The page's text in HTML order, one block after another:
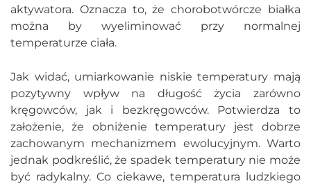
aktywatora. Oznacza to, że chorobotwórcze białka
można by wyeliminować przy normalnej
temperaturze ciała.
Jak widać, umiarkowanie niskie temperatury mają
pozytywny wpływ na długość życia zarówno
kręgowców, jak i bezkręgowców. Potwierdza to
założenie, że obniżenie temperatury jest dobrze
zachowanym mechanizmem ewolucyjnym. Warto
jednak podkreślić, że spadek temperatury nie może
być radykalny. Co ciekawe, temperatura ludzkiego